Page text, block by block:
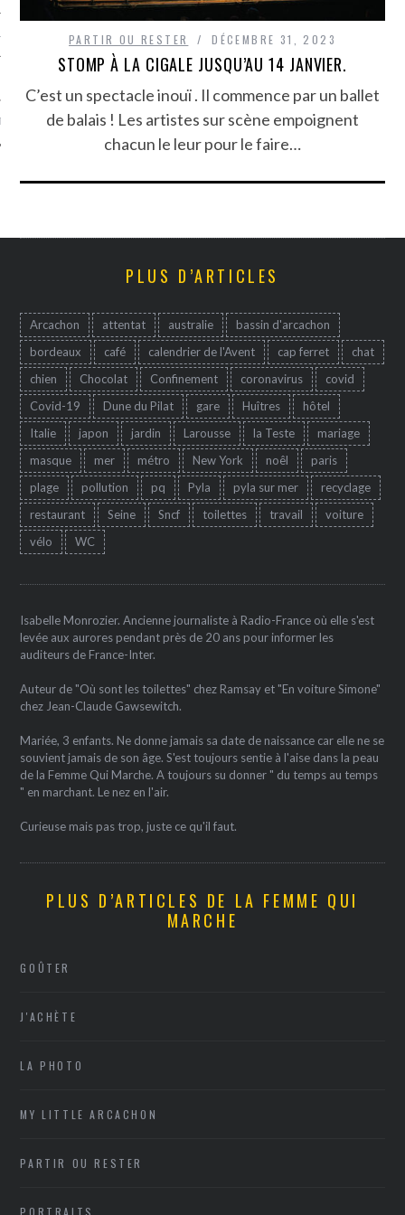
ARCACHONPARTIR OU RESTER DÉCEMBRE 31, 2023
STOMP À LA CIGALE JUSQU’AU 14 JANVIER.
C’est un spectacle inouï . Il commence par un ballet
de balais ! Les artistes sur scène empoignent
chacun le leur pour le faire…
PLUS D’ARTICLES
Arcachon attentat australie
bassin d'arcachon
bordeaux
café calendrier de l'Avent cap ferret
chat
chien
Chocolat Confinement coronavirus
covid
Covid-19
Dune du Pilat gare Huîtres
hôtel
Italie
japon jardin Larousse la Teste
mariage
masque
mer métro New York noêl
paris
plage
pollution pq Pyla pyla sur mer
recyclage
restaurant
Seine Sncf toilettes travail
voiture
vélo
WC
Isabelle Monrozier. Ancienne journaliste à Radio-France où elle s'est
levée aux aurores pendant près de 20 ans pour informer les
auditeurs de France-Inter.
Auteur de "Où sont les toilettes" chez Ramsay et "En voiture Simone"
chez Jean-Claude Gawsewitch.
Mariée, 3 enfants. Ne donne jamais sa date de naissance car elle ne se
souvient jamais de son âge. S'est toujours sentie à l'aise dans la peau
de la Femme Qui Marche. A toujours su donner " du temps au temps
" en marchant. Le nez en l'air.
Curieuse mais pas trop, juste ce qu'il faut.
PLUS D’ARTICLES DE LA FEMME QUI
MARCHE
GOÛTER
J'ACHÈTE
LA PHOTO
MY LITTLE ARCACHON
PARTIR OU RESTER
PORTRAITS